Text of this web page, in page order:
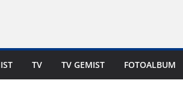
“Ze moeten het
Staphorst
en Balkbrug
TV TV GEMIST FOTOALBUM